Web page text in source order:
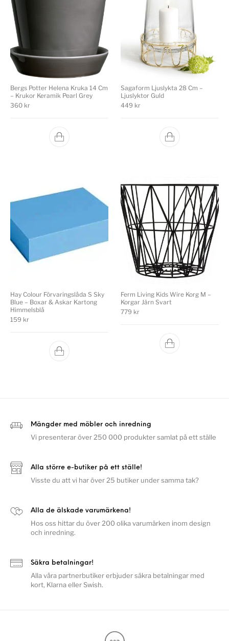
Bergs Potter Helena Kruka 14 Cm
– Krukor Keramik Pearl Grey
360 kr
Sagaform Ljuslykta 28 Cm –
Ljuslyktor Guld
449 kr
Hay Colour Förvaringslåda S Sky
Blue – Boxar & Askar Kartong
Himmelsblå
159 kr
Ferm Living Kids Wire Korg M –
Korgar Järn Svart
779 kr
Mängder med möbler och inredning
Vi presenterar över 250 000 produkter samlat på ett ställe
Alla större e-butiker på ett ställe!
Visste du att vi har över 25 butiker under samma tak?
Alla de älskade varumärkena!
Hos oss hittar du över 200 olika varumärken inom design
och inredning.
Säkra betalningar!
Alla våra partnerbutiker erbjuder säkra betalningar med
kort, Klarna eller Swish.